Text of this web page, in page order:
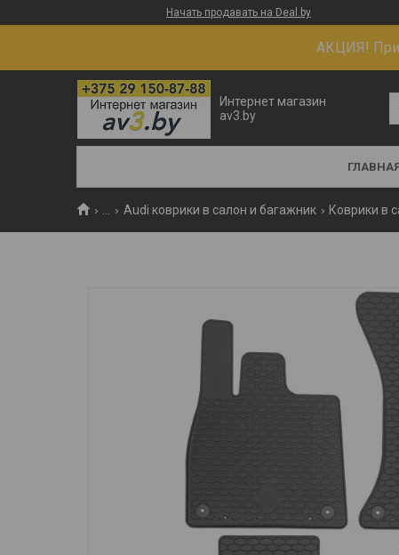
Начать продавать на Deal.by
АКЦИЯ! При
Интернет магазин
av3.by
Audi коврики в салон и багажник Коврики в